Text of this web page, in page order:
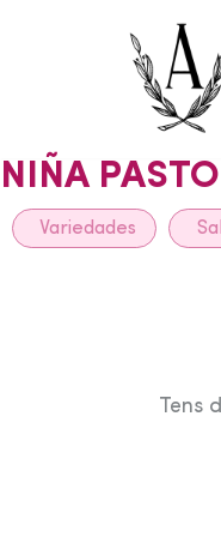
NIÑA
Variedades
Tens